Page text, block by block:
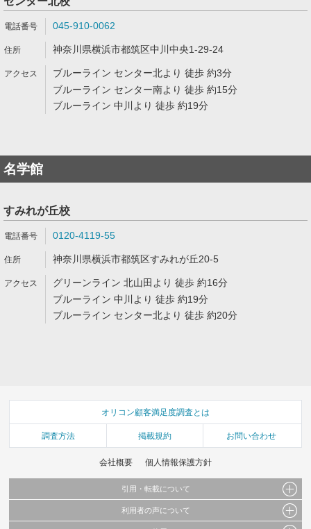
045-910-0062
神奈川県横浜市都筑区中川中央1-29-24
ブルーライン センター北より 徒歩 約3分
ブルーライン センター南より 徒歩 約15分
ブルーライン 中川より 徒歩 約19分
名学館
すみれが丘校
0120-4119-55
神奈川県横浜市都筑区すみれが丘20-5
グリーンライン 北山田より 徒歩 約16分
ブルーライン 中川より 徒歩 約19分
ブルーライン センター北より 徒歩 約20分
オリコン顧客満足度調査とは
調査方法 掲載規約 お問い合わせ
会社概要 個人情報保護方針
引用・転載について
当サイトで公開されている情報（文字、写真、イラスト、画像データ等）及びこれらの配
利用者の声について